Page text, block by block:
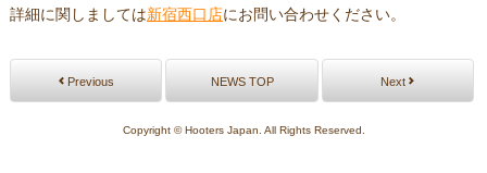
詳細に関しましては新宿西口店にお問い合わせください。
Previous NEWS TOP Next
Copyright © Hooters Japan. All Rights Reserved.